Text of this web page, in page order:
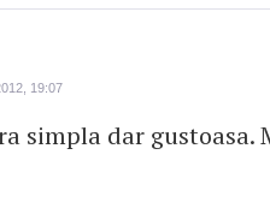
19:07
simpla dar gustoasa.